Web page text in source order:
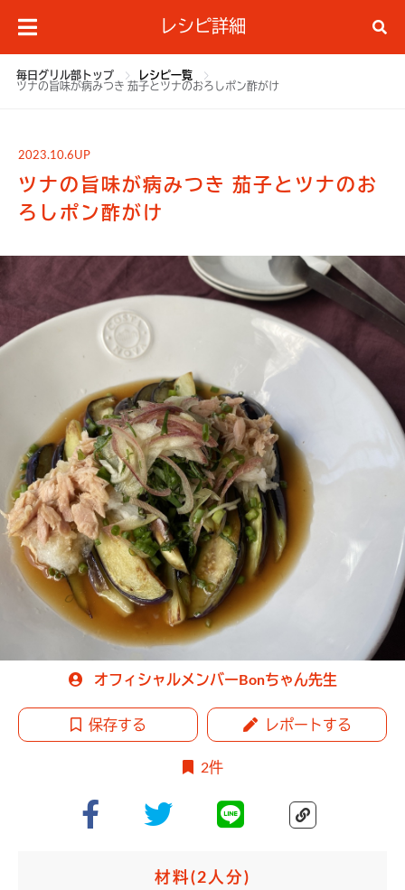
レシピ詳細
毎日グリル部トップ
レシピ一覧
ツナの旨味が病みつき 茄子とツナのおろしポン酢がけ
2023.10.6UP
ツナの旨味が病みつき 茄子とツナのお
ろしポン酢がけ
オフィシャルメンバーBonちゃん先生
保存する レポートする
2件
材料(2人分)